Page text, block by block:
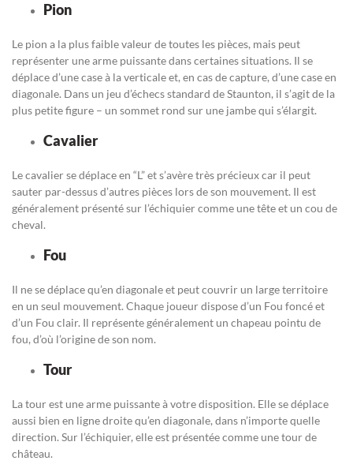
Pion
Le pion a la plus faible valeur de toutes les pièces, mais peut
représenter une arme puissante dans certaines situations. Il se
déplace d’une case à la verticale et, en cas de capture, d’une case en
diagonale. Dans un jeu d’échecs standard de Staunton, il s’agit de la
plus petite figure – un sommet rond sur une jambe qui s’élargit.
Cavalier
Le cavalier se déplace en “L” et s’avère très précieux car il peut
sauter par-dessus d’autres pièces lors de son mouvement. Il est
généralement présenté sur l’échiquier comme une tête et un cou de
cheval.
Fou
Il ne se déplace qu’en diagonale et peut couvrir un large territoire
en un seul mouvement. Chaque joueur dispose d’un Fou foncé et
d’un Fou clair. Il représente généralement un chapeau pointu de
fou, d’où l’origine de son nom.
Tour
La tour est une arme puissante à votre disposition. Elle se déplace
aussi bien en ligne droite qu’en diagonale, dans n’importe quelle
direction. Sur l’échiquier, elle est présentée comme une tour de
château.